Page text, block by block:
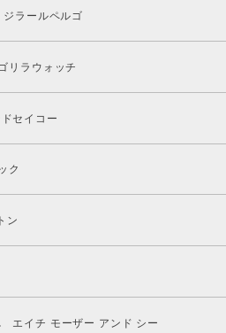
ジラールペルゴ
リラウォッチ
セイコー
ク
ン
エイチ モーザー アンド シー